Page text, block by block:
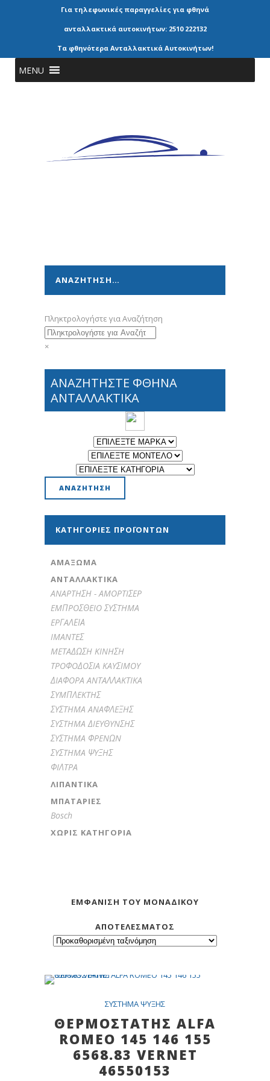
Για τηλεφωνικές παραγγελίες για φθηνά
ανταλλακτικά αυτοκινήτων: 2510 222132
Τα φθηνότερα Ανταλλακτικά Αυτοκινήτων!
MENU
ΑΝΑΖΗΤΗΣΗ…
Πληκτρολογήστε για Αναζήτηση
×
ΑΝΑΖΗΤΗΣΤΕ ΦΘΗΝΑ
ΑΝΤΑΛΛΑΚΤΙΚΑ
ΚΑΤΗΓΟΡΊΕΣ ΠΡΟΪΌΝΤΩΝ
ΑΜΆΞΩΜΑ
ΑΝΤΑΛΛΑΚΤΙΚΑ
ANAPTHΣH - AMOPTIΣEP
EMΠPOΣΘEIO ΣYΣTHMA
EPΓAΛΕΙΑ
IMANTEΣ
METAΔΩΣH KINHΣH
TPOΦOΔOΣIA KAYΣIMOY
ΔIAΦOPA ANTAΛΛAKTIKA
ΣYMΠΛEKTHΣ
ΣYΣTHMA ANAΦΛEΞHΣ
ΣYΣTHMA ΔIEYΘYNΣHΣ
ΣYΣTHMA ΦPENΩN
ΣYΣTHMA ΨYΞHΣ
ΦIΛTPA
ΛΙΠΑΝΤΙΚΆ
ΜΠΑΤΑΡΊΕΣ
Bosch
ΧΩΡΊΣ ΚΑΤΗΓΟΡΊΑ
ΕΜΦΆΝΙΣΗ ΤΟΥ ΜΟΝΑΔΙΚΟΎ
ΑΠΟΤΕΛΈΣΜΑΤΟΣ
ΣYΣTHMA ΨYΞHΣ
ΘΕΡΜΟΣΤΑΤΗΣ ALFA
ROMEO 145 146 155
6568.83 VERNET
46550153